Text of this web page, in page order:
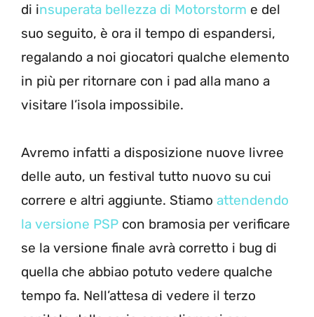
di insuperata bellezza di Motorstorm e del
suo seguito, è ora il tempo di espandersi,
regalando a noi giocatori qualche elemento
in più per ritornare con i pad alla mano a
visitare l’isola impossibile.
Avremo infatti a disposizione nuove livree
delle auto, un festival tutto nuovo su cui
correre e altri aggiunte. Stiamo attendendo
la versione PSP con bramosia per verificare
se la versione finale avrà corretto i bug di
quella che abbiao potuto vedere qualche
tempo fa. Nell’attesa di vedere il terzo